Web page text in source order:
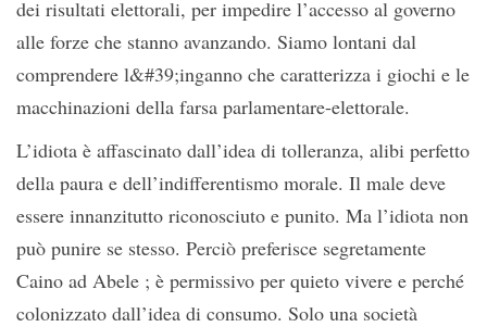
dei risultati elettorali, per impedire l’accesso al governo
alle forze che stanno avanzando. Siamo lontani dal
comprendere l&#39;inganno che caratterizza i giochi e le
macchinazioni della farsa parlamentare-elettorale.
L’idiota è affascinato dall’idea di tolleranza, alibi perfetto
della paura e dell’indifferentismo morale. Il male deve
essere innanzitutto riconosciuto e punito. Ma l’idiota non
può punire se stesso. Perciò preferisce segretamente
Caino ad Abele ; è permissivo per quieto vivere e perché
colonizzato dall’idea di consumo. Solo una società